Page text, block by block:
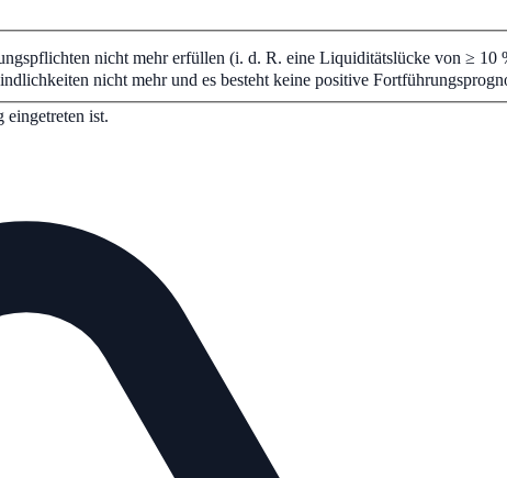
nicht mehr erfüllen (i. d. R. eine Liquiditätslücke von ≥ 10
nicht mehr und es besteht keine positive
ist.